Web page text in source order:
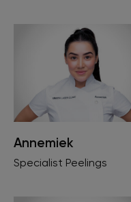
Annemiek
Specialist Peelings